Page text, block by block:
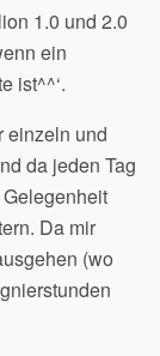
1.0 und 2.0
ein
ist^^‘.
einzeln und
da jeden Tag
Da mir
(wo